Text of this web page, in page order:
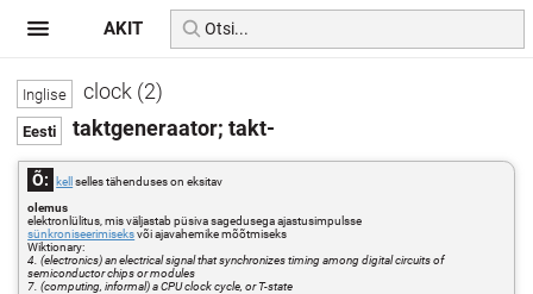
clock (2)
taktgeneraator; takt-
Õ: kell selles tähenduses on eksitav
olemus
elektronlülitus, mis väljastab püsiva sagedusega ajastusimpulsse
sünkroniseerimiseksvõi ajavahemike mõõtmiseks
Wiktionary:
4. (electronics) an electrical signal that synchronizes timing among digital circuits of
semiconductor chips or modules
7. (computing, informal) a CPU clock cycle, or T-state
AKIT